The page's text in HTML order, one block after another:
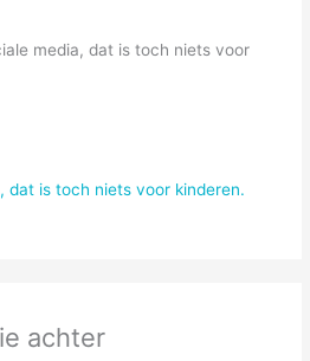
media, dat is toch niets voor
dat is toch niets voor kinderen.
achter